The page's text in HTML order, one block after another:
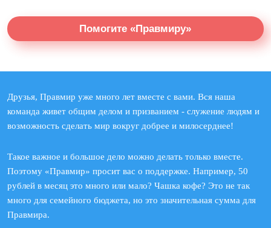
Помогите «Правмиру»
Друзья, Правмир уже много лет вместе с вами. Вся наша
команда живет общим делом и призванием - служение людям и
возможность сделать мир вокруг добрее и милосерднее!
Такое важное и большое дело можно делать только вместе.
Поэтому «Правмир» просит вас о поддержке. Например, 50
рублей в месяц это много или мало? Чашка кофе? Это не так
много для семейного бюджета, но это значительная сумма для
Правмира.